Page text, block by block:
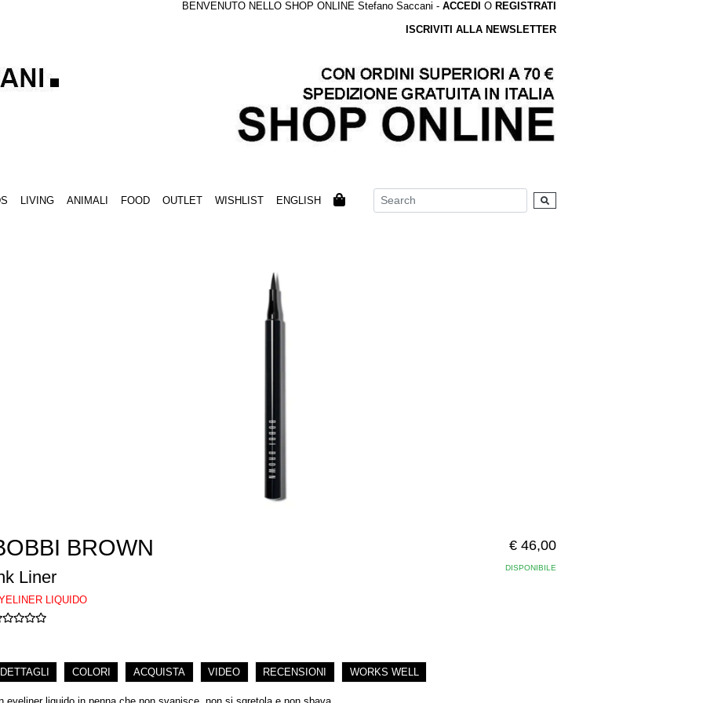
BENVENUTO NELLO SHOP ONLINE Stefano Saccani - ACCEDI O REGISTRATI
ISCRIVITI ALLA NEWSLETTER
LIVING ANIMALI FOOD OUTLET WISHLIST ENGLISH
BROWN
Liner
LIQUIDO
€ 46,00
DISPONIBILE
DETTAGLI COLORI ACQUISTA VIDEO RECENSIONI WORKS WELL